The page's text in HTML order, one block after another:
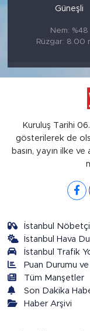
Güneşli
Nem: %48
Rüzgar: 8.00
Kuruluş Tarihi
gösterilerek de
basın, yayın ilke
İstanbul
İstanbul Hava
İstanbul Trafik
Puan Durumu
Tüm Manşetler
Son Dakika
Haber Arşivi